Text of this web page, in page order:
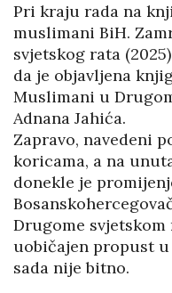
Pri kraju rada na
muslimani BiH.
svjetskog rata
da je objavljena
Muslimani u
Adnana Jahića.
Zapravo, navedeni
koricama, a na
donekle je
Drugome svjetskom
uobičajen propust
sada nije bitno.